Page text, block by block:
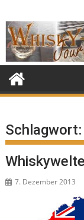
to
content
Schlagwort:
7. Dezember 2013